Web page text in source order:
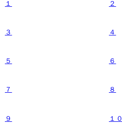
１ ２
３ ４
５ ６
７ ８
９ １０